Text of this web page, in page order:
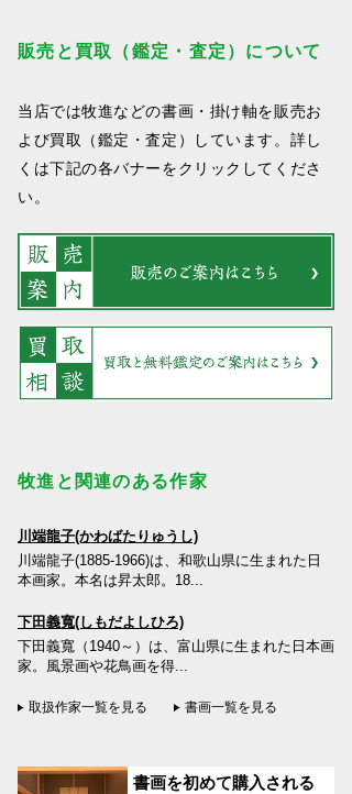
販売と買取（鑑定・査定）について
当店では牧進などの書画・掛け軸を販売お
よび買取（鑑定・査定）しています。詳し
くは下記の各バナーをクリックしてくださ
い。
牧進と関連のある作家
川端龍子(かわばたりゅうし)
川端龍子(1885-1966)は、和歌山県に生まれた日
本画家。本名は昇太郎。18...
下田義寬(しもだよしひろ)
下田義寬（1940～）は、富山県に生まれた日本画
家。風景画や花鳥画を得...
取扱作家一覧を見る 書画一覧を見る
書画を初めて購入される